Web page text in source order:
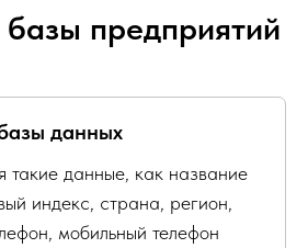
предприятий
данных
такие данные, как название
индекс, страна, регион,
мобильный телефон